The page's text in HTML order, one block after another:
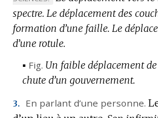
spectre. Le déplacement des
formation d’une faille. Le
d’une rotule.
▪ Fig. Un faible déplacement
chute d’un gouvernement.
3. En parlant d’une personne.